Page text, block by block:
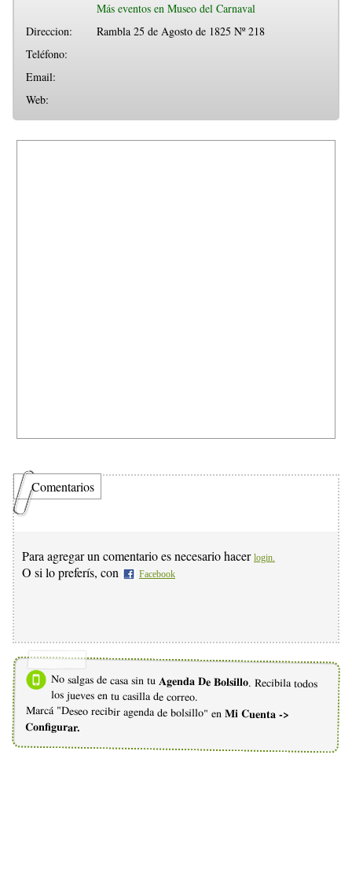
Más eventos en Museo del Carnaval
Direccion:
Rambla 25 de Agosto de 1825 Nº 218
Teléfono:
Email:
Web:
Comentarios
Para agregar un comentario es necesario hacer login.
O si lo preferís, con Facebook
No salgas de casa sin tu Agenda De Bolsillo. Recibila todos
los jueves en tu casilla de correo.
Marcá "Deseo recibir agenda de bolsillo" en Mi Cuenta ->
Configurar.